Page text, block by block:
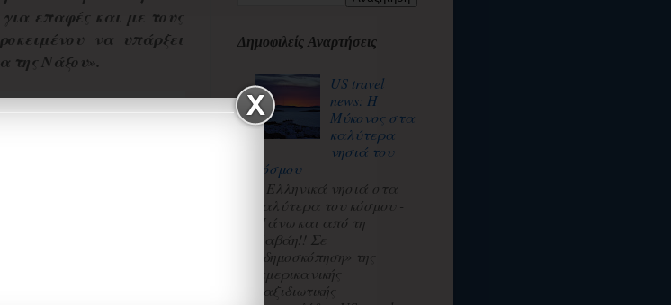
επαφές και με τους
να υπάρξει
της Νάξου».
Δημοφιλείς Αναρτήσεις
US travel
news: Η
Μύκονος στα
καλύτερα
νησιά του
κόσμου
3 Ελληνικά νησιά στα
καλύτερα του κόσμου -
Πάνω και από τη
Χαβάη!! Σε
«δημοσκόπηση» της
αμερικανικής
ταξιδιωτικής